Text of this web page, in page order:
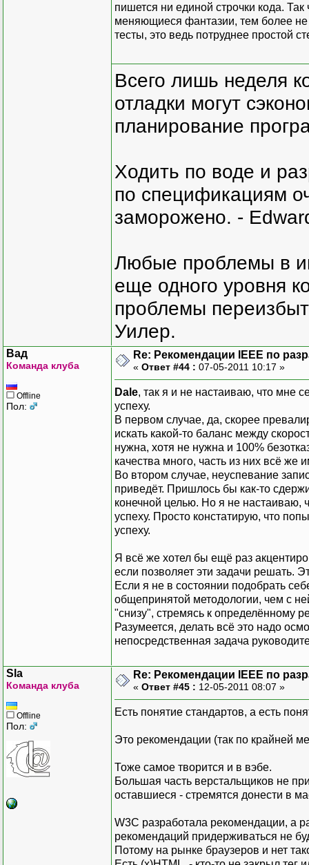
пишется ни единой строчки кода.
меняющиеся фантазии, тем более
тесты, это ведь потруднее простой
Всего лишь неделя
отладки могут
планирование
Ходить по воде и
по спецификациям
заморожено. -
Любые проблемы в
еще одного уровня
проблемы
Уилер.
Вад
Команда клуба
Offline
Пол:
Re: Рекомендации IEEE по
« Ответ #44 : 07-05-2011 10:17 »
Dale, так я и не настаиваю, что мне
успеху.
В первом случае, да, скорее
искать какой-то баланс между
нужна, хотя не нужна и 100%
качества много, часть из них всё же
Во втором случае, неуспевание
приведёт. Пришлось бы как-то
конечной целью. Но я не настаиваю,
успеху. Просто констатирую, что
успеху.
Я всё же хотел бы ещё раз
если позволяет эти задачи решать.
Если я не в состоянии подобрать
общепринятой методологии, чем с
"снизу", стремясь к определённому
Разумеется, делать всё это надо
непосредственная задача
Sla
Команда клуба
Offline
Пол:
Re: Рекомендации IEEE по
« Ответ #45 : 12-05-2011 08:07 »
Есть понятие стандартов, а есть
Это рекомендации (так по крайней
Тоже самое творится и в вэбе.
Большая часть верстальщиков не
оставшиеся - стремятся донести в
W3C разработала рекомендации, а
рекомендаций придерживаться не
Потому на рынке браузеров и нет